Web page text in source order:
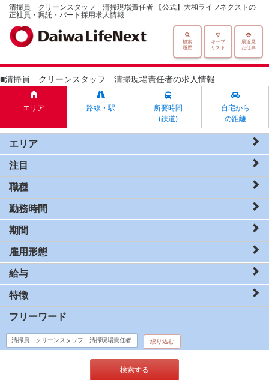
清掃員 クリーンスタッフ 清掃現場責任者 【公式】大和ライフネクストの
正社員・嘱託・パート採用求人情報
最近見
た仕事
キープ
リスト
検索
履歴
■清掃員 クリーンスタッフ 清掃現場責任者の求人情報
エリア 路線・駅
所要時間
(鉄道)
自宅から
の距離
エリア
注目
職種
勤務時間
期間
雇用形態
給与
特徴
フリーワード
絞り込む
検索する